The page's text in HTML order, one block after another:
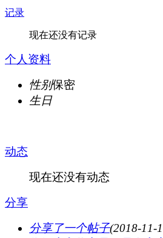
记录
现在还没有记录
个人资料
性别保密
生日
动态
现在还没有动态
分享
分享了一个帖子(2018-11-